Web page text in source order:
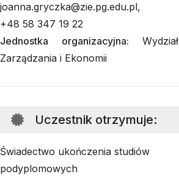
joanna.gryczka@zie.pg.edu.pl,
+48 58 347 19 22
Jednostka organizacyjna: Wydział
Zarządzania i Ekonomii
Uczestnik otrzymuje:
Świadectwo ukończenia studiów
podyplomowych